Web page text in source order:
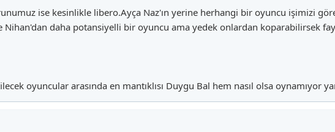
ise kesinlikle libero.Ayça Naz'ın yerine herhangi bir oyuncu işimizi
Nihan'dan daha potansiyelli bir oyuncu ama yedek onlardan koparabilirsek
oyuncular arasında en mantıklısı Duygu Bal hem nasıl olsa oynamıyor